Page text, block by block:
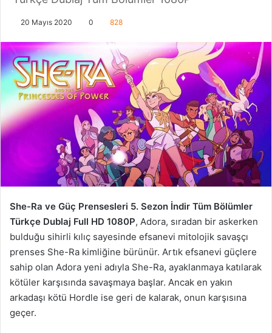
20 Mayıs 2020 0 828
She-Ra ve Güç Prensesleri 5. Sezon İndir Tüm Bölümler
Türkçe Dublaj Full HD 1080P, Adora, sıradan bir askerken
bulduğu sihirli kılıç sayesinde efsanevi mitolojik savaşçı
prenses She-Ra kimliğine bürünür. Artık efsanevi güçlere
sahip olan Adora yeni adıyla She-Ra, ayaklanmaya katılarak
kötüler karşısında savaşmaya başlar. Ancak en yakın
arkadaşı kötü Hordle ise geri de kalarak, onun karşısına
geçer.